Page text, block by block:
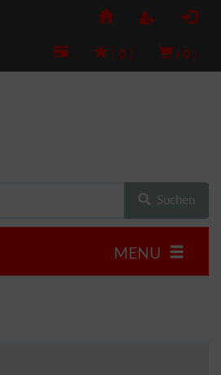
( 0 ) ( 0 )
Suchen
MENU